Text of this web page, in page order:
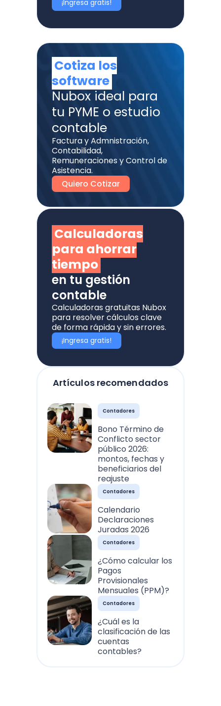
¡Ingresa gratis!
Artículos recomendados
Contadores
Bono Término de
Conflicto sector
público 2026:
montos, fechas y
beneficiarios del
reajuste
Contadores
Calendario
Declaraciones
Juradas 2026
Contadores
¿Cómo calcular los
Pagos
Provisionales
Mensuales (PPM)?
Contadores
¿Cuál es la
clasificación de las
cuentas
contables?
Calculadoras
para ahorrar
tiempo
en tu gestión
contable
Calculadoras gratuitas Nubox
para resolver cálculos clave
de forma rápida y sin errores.
¡Ingresa gratis!
Cotiza los
software
Nubox ideal para
tu PYME o estudio
contable
Factura y Admnistración,
Contabilidad,
Remuneraciones y Control de
Asistencia.
Quiero Cotizar